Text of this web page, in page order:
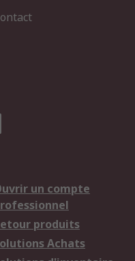
un compte
produits
Achats